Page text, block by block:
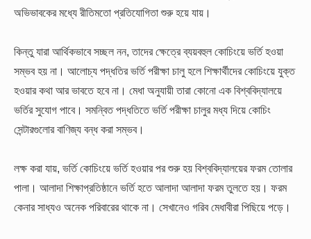
অভিভাবকের মধ্যে রীতিমতো প্রতিযোগিতা শুরু হয়ে যায়।
কিন্তু যারা আর্থিকভাবে সচ্ছল নন, তাদের ক্ষেত্রে ব্যয়বহুল কোচিংয়ে ভর্তি হওয়া
সম্ভব হয় না। আলোচ্য পদ্ধতির ভর্তি পরীক্ষা চালু হলে শিক্ষার্থীদের কোচিংয়ে যুক্ত
হওয়ার কথা আর ভাবতে হবে না। মেধা অনুযায়ী তারা কোনো এক বিশ্ববিদ্যালয়ে
ভর্তির সুযোগ পাবে। সমন্বিত পদ্ধতিতে ভর্তি পরীক্ষা চালুর মধ্য দিয়ে কোচিং
সেন্টারগুলোর বাণিজ্য বন্ধ করা সম্ভব।
লক্ষ করা যায়, ভর্তি কোচিংয়ে ভর্তি হওয়ার পর শুরু হয় বিশ্ববিদ্যালয়ের ফরম তোলার
পালা। আলাদা শিক্ষাপ্রতিষ্ঠানে ভর্তি হতে আলাদা আলাদা ফরম তুলতে হয়। ফরম
কেনার সাধ্যও অনেক পরিবারের থাকে না। সেখানেও গরিব মেধাবীরা পিছিয়ে পড়ে।